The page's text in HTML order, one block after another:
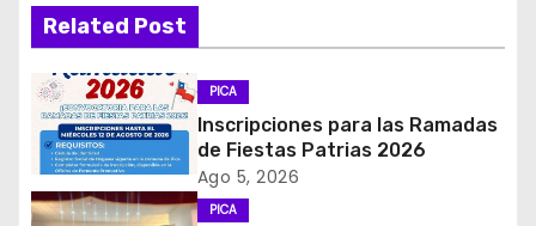
c
i
ó
n
Related Post
PICA
Inscripciones para las Ramadas
de Fiestas Patrias 2026
Ago 5, 2026
PICA